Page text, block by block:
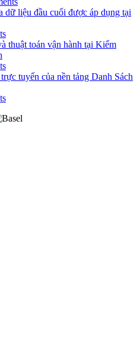
dữ liệu đầu cuối được áp dụng tại
thuật toán vận hành tại Kiểm
tuyến của nền tảng Danh Sách